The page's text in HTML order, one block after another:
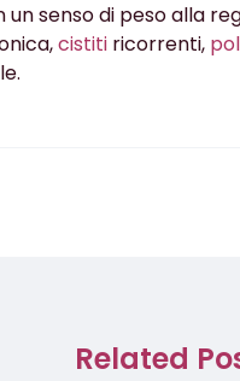
senso di peso alla
cistiti ricorrenti,
Related